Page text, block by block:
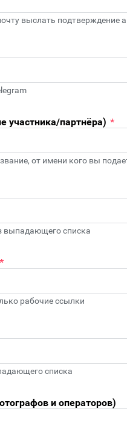
выслать подтверждение
участника/партнёра) *
от имени кого вы
выпадающего списка
*
рабочие ссылки
списка
и операторов)